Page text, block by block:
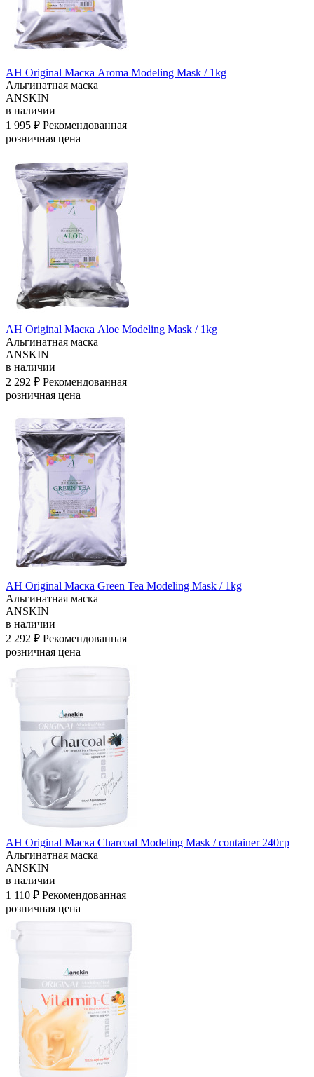
АН Original Маска Aroma Modeling Mask / 1kg
Альгинатная маска
ANSKIN
в наличии
1 995 ₽ Рекомендованная
розничная цена
АН Original Маска Aloe Modeling Mask / 1kg
Альгинатная маска
ANSKIN
в наличии
2 292 ₽ Рекомендованная
розничная цена
АН Original Маска Green Tea Modeling Mask / 1kg
Альгинатная маска
ANSKIN
в наличии
2 292 ₽ Рекомендованная
розничная цена
АН Original Маска Charcoal Modeling Mask / container 240гр
Альгинатная маска
ANSKIN
в наличии
1 110 ₽ Рекомендованная
розничная цена